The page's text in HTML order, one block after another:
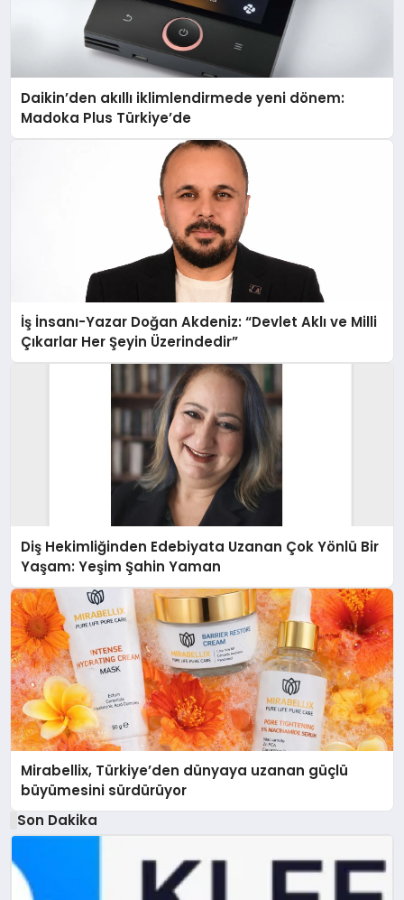
Daikin’den akıllı iklimlendirmede yeni dönem:
Madoka Plus Türkiye’de
İş İnsanı-Yazar Doğan Akdeniz: “Devlet Aklı ve Milli
Çıkarlar Her Şeyin Üzerindedir”
Diş Hekimliğinden Edebiyata Uzanan Çok Yönlü Bir
Yaşam: Yeşim Şahin Yaman
Mirabellix, Türkiye’den dünyaya uzanan güçlü
büyümesini sürdürüyor
Son Dakika